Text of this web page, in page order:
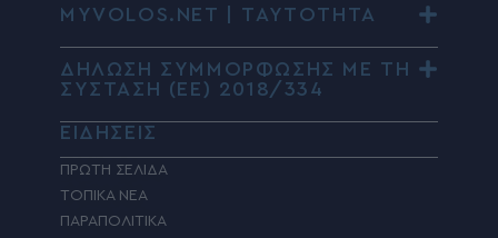
MYVOLOS.NET | ΤΑΥΤΟΤΗΤΑ
ΔΗΛΩΣΗ ΣΥΜΜΟΡΦΩΣΗΣ ΜΕ ΤΗ
ΣΥΣΤΑΣΗ (ΕΕ) 2018/334
ΕΙΔΗΣΕΙΣ
ΠΡΩΤΗ ΣΕΛΙΔΑ
ΤΟΠΙΚΑ ΝΕΑ
ΠΑΡΑΠΟΛΙΤΙΚΑ